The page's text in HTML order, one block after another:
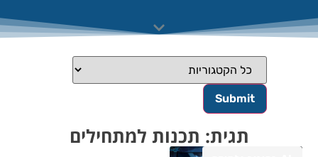
תגית: תכנות למתחילים